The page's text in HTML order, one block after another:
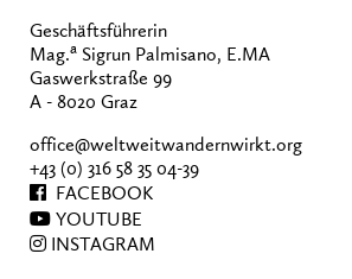
Geschäftsführerin
Mag.a Sigrun Palmisano, E.MA
Gaswerkstraße 99
A - 8020 Graz
office@weltweitwandernwirkt.org
+43 (0) 316 58 35 04-39
FACEBOOK
YOUTUBE
INSTAGRAM